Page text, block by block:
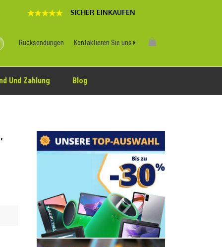
SICHER EINKAUFEN
Rücksendungen Kontaktieren Sie uns
Und Zahlung Blog